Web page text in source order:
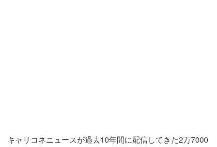
キャリコネニュースが過去10年間に配信してきた2万7000